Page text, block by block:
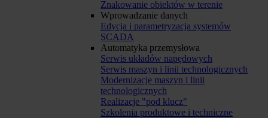
Znakowanie obiektów w terenie
Wprowadzanie danych
Edycja i parametryzacja systemów
SCADA
Automatyka przemysłowa
Serwis układów napędowych
Serwis maszyn i linii technologicznych
Modernizacje maszyn i linii
technologicznych
Realizacje "pod klucz"
Szkolenia produktowe i techniczne